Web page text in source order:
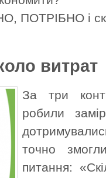
ПОТРІБНО і
витрат
За три
робили
точно
питання: